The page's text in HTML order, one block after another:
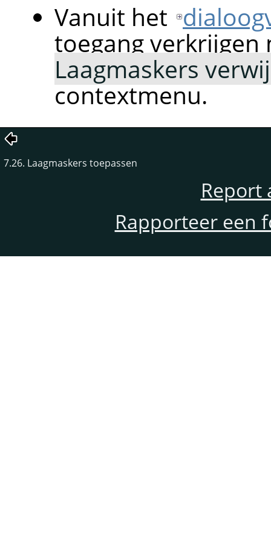
Vanuit het
toegang
Laagmaskers
contextmenu.
7.26. Laagmaskers toepassen
Report
Rapporteer een